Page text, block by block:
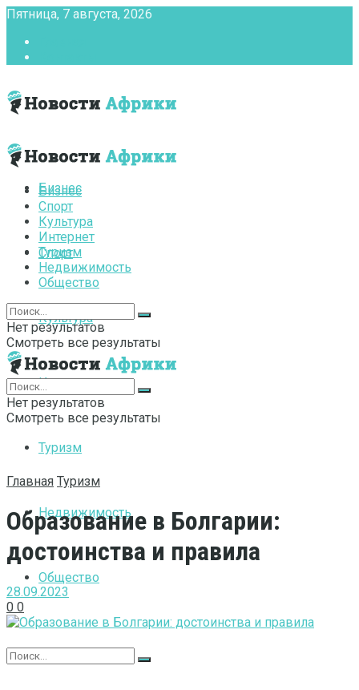
Пятница, 7 августа, 2026
Бизнес
Спорт
Культура
Интернет
Туризм
Недвижимость
Общество
Бизнес
Спорт
Культура
Интернет
Туризм
Недвижимость
Общество
Нет результатов
Смотреть все результаты
Нет результатов
Смотреть все результаты
Главная Туризм
Образование в Болгарии:
достоинства и правила
28.09.2023
0 0